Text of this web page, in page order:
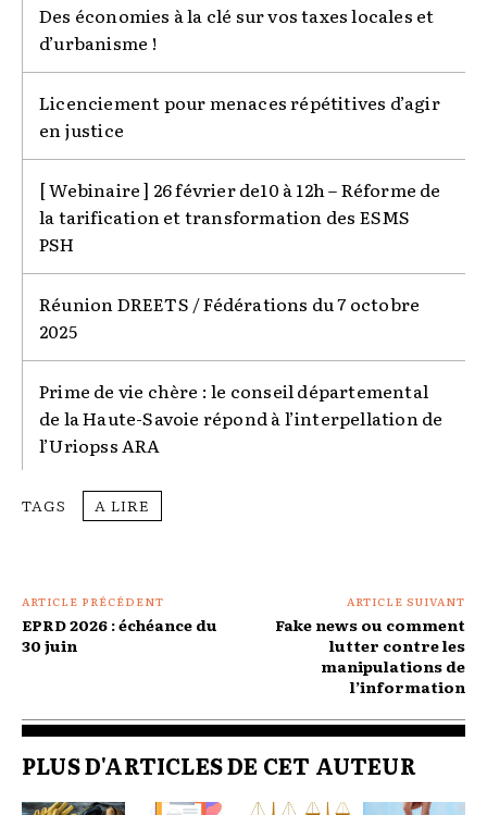
Des économies à la clé sur vos taxes locales et
d’urbanisme !
Licenciement pour menaces répétitives d’agir
en justice
[ Webinaire ] 26 février de10 à 12h – Réforme de
la tarification et transformation des ESMS
PSH
Réunion DREETS / Fédérations du 7 octobre
2025
Prime de vie chère : le conseil départemental
de la Haute-Savoie répond à l’interpellation de
l’Uriopss ARA
TAGS A LIRE
ARTICLE PRÉCÉDENT
EPRD 2026 : échéance du
30 juin
ARTICLE SUIVANT
Fake news ou comment
lutter contre les
manipulations de
l’information
PLUS D'ARTICLES DE CET AUTEUR